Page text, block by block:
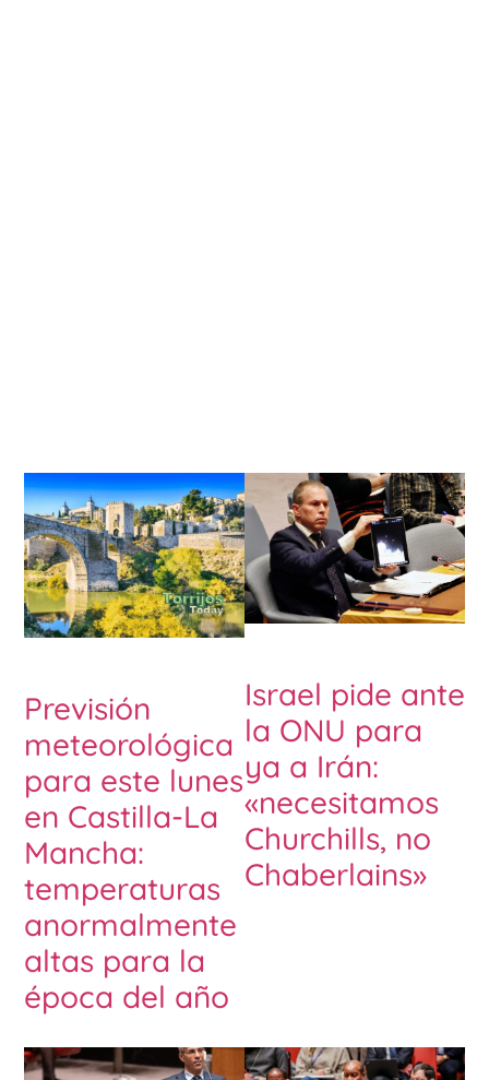
Previsión
meteorológica
para este lunes
en Castilla-La
Mancha:
temperaturas
anormalmente
altas para la
época del año
Israel pide ante
la ONU para
ya a Irán:
«necesitamos
Churchills, no
Chaberlains»